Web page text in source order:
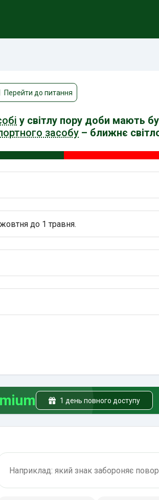
Перейти до питання
у світлу пору доби мають
засобу – ближнє
до 1 травня.
1 день повного доступу